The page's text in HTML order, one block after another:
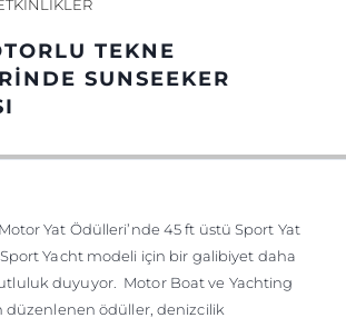
MİRAS
TEKNE
SUNSEEKER
Yat Ödülleri’nde 45 ft üstü Sport Yat
Yacht modeli için bir galibiyet daha
duyuyor. Motor Boat ve Yachting
düzenlenen ödüller, denizcilik